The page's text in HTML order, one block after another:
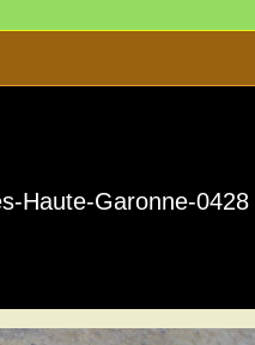
Haute-Garonne-0428